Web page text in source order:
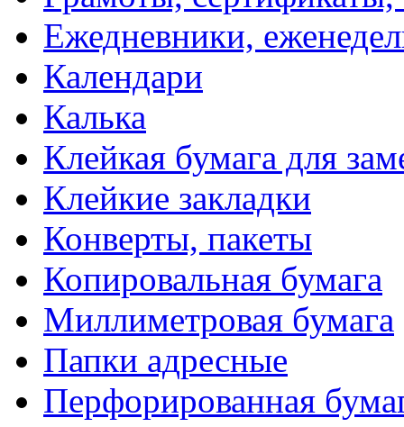
Ежедневники,
Календари
Калька
Клейкая бумага для
Клейкие закладки
Конверты, пакеты
Копировальная бумага
Миллиметровая бумага
Папки адресные
Перфорированная